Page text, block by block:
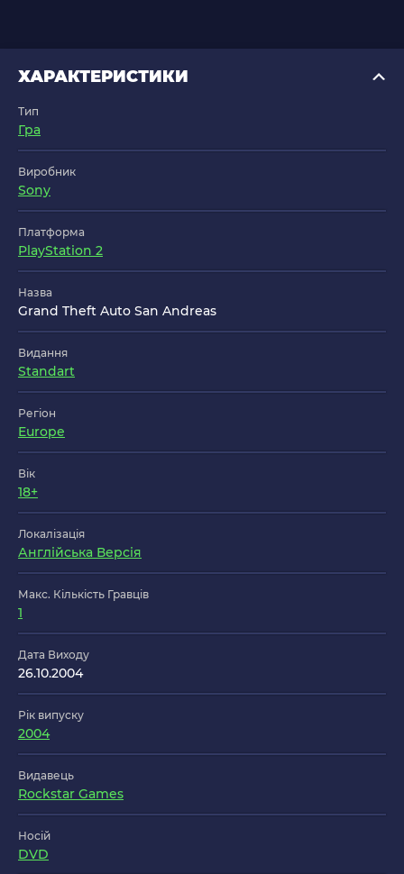
ХАРАКТЕРИСТИКИ
Тип
Гра
Виробник
Sony
Платформа
PlayStation 2
Назва
Grand Theft Auto San Andreas
Видання
Standart
Регіон
Europe
Вік
18+
Локалізація
Англійська Версія
Макс. Кількість Гравців
1
Дата Виходу
26.10.2004
Рік випуску
2004
Видавець
Rockstar Games
Носій
DVD